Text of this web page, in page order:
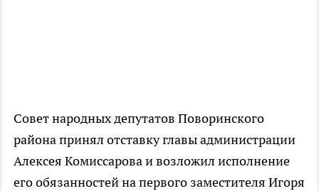
Совет народных депутатов Поворинского
района принял отставку главы администрации
Алексея Комиссарова и возложил исполнение
его обязанностей на первого заместителя Игоря